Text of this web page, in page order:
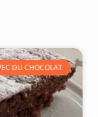
DU CHOCOLAT